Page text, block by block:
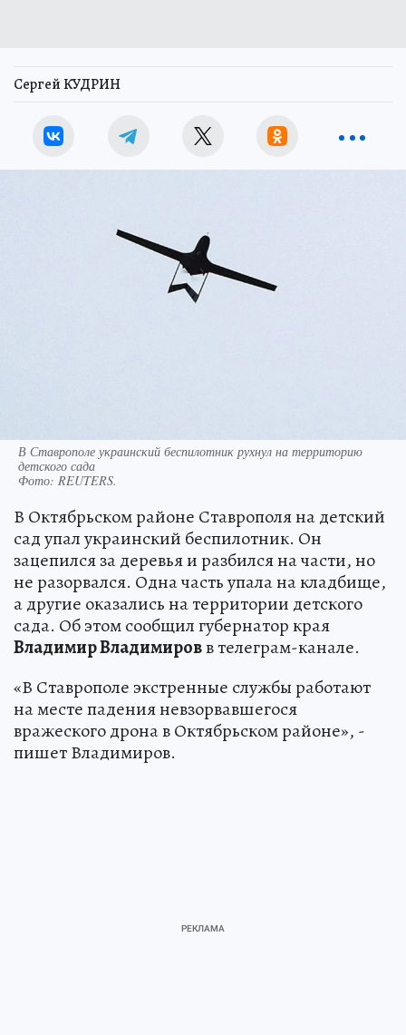
Сергей КУДРИН
В Ставрополе украинский беспилотник рухнул на территорию
детского сада
Фото: REUTERS.
В Октябрьском районе Ставрополя на детский
сад упал украинский беспилотник. Он
зацепился за деревья и разбился на части, но
не разорвался. Одна часть упала на кладбище,
а другие оказались на территории детского
сада. Об этом сообщил губернатор края
Владимир Владимировв телеграм-канале.
«В Ставрополе экстренные службы работают
на месте падения невзорвавшегося
вражеского дрона в Октябрьском районе», -
пишет Владимиров.